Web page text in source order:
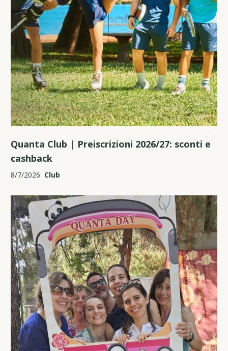
Quanta Club | Preiscrizioni 2026/27: sconti e
cashback
8/7/2026 Club